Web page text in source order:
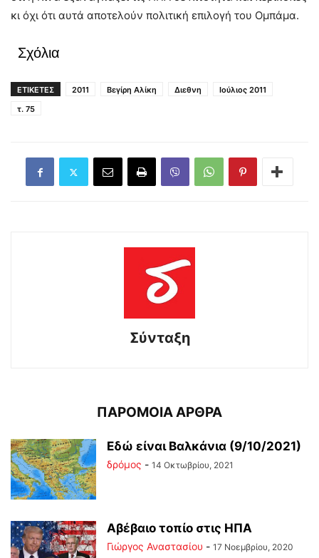
κι όχι ότι αυτά αποτελούν πολιτική επιλογή του Ομπάμα.
Σχόλια
ΕΤΙΚΕΤΕΣ 2011 Βεγίρη Αλίκη Διεθνη
Ιούλιος 2011
τ. 75
Σύνταξη
ΠΑΡΟΜΟΙΑ ΑΡΘΡΑ
Εδώ είναι Βαλκάνια (9/10/2021)
δρόμος - 14 Οκτωβρίου, 2021
Αβέβαιο τοπίο στις ΗΠΑ
Γιώργος Αναστασίου - 17 Νοεμβρίου, 2020